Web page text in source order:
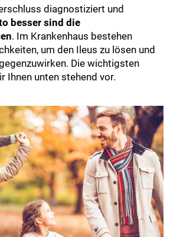
diagnostiziert und
besser sind die
. Im Krankenhaus bestehen
um den Ileus zu lösen und
Die wichtigsten
Ihnen unten stehend vor.